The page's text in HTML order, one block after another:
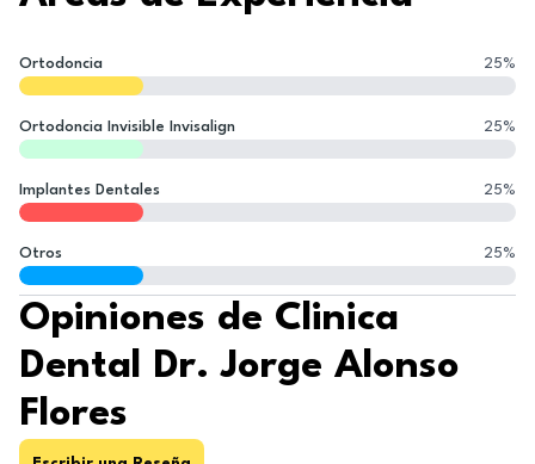
Ortodoncia 25%
Ortodoncia Invisible Invisalign 25%
Implantes Dentales 25%
Otros 25%
Opiniones de Clinica
Dental Dr. Jorge Alonso
Flores